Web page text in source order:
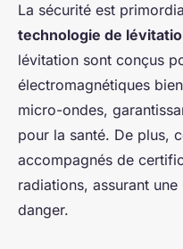
La sécurité est
technologie de
lévitation sont conçus
électromagnétiques
micro-ondes,
pour la santé. De plus,
accompagnés de
radiations, assurant
danger.